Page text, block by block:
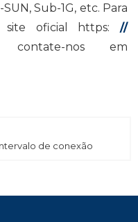
Sub-1G, etc. Para
site oficial https: //
nos em
de conexão